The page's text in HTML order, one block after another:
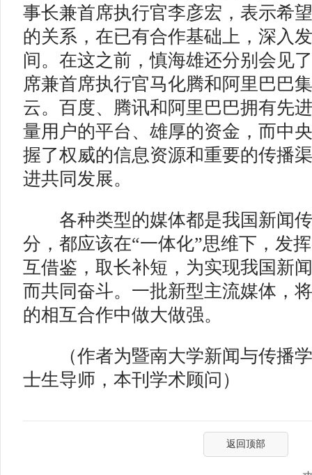
事长兼首席执行官李彦宏，表示希
的关系，在已有合作基础上，深入
间。在这之前，慎海雄还分别会见
席兼首席执行官马化腾和阿里巴巴
云。百度、腾讯和阿里巴巴拥有先
量用户的平台、雄厚的资金，而中
握了权威的信息资源和重要的传播
进共同发展。
各种类型的媒体都是我国新闻传
分，都应该在“一体化”思维下，发
互借鉴，取长补短，为实现我国新
而共同奋斗。一批新型主流媒体，
的相互合作中做大做强。
（作者为暨南大学新闻与传播学
士生导师，本刊学术顾问）
返回顶部